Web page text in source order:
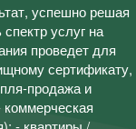
успешно решая
услуг на
проведет для
сертификату,
продажа и